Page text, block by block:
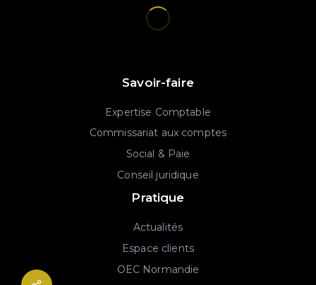
Savoir-faire
Expertise Comptable
Commissariat aux comptes
Social & Paie
Conseil juridique
Pratique
Actualités
Espace clients
OEC Normandie